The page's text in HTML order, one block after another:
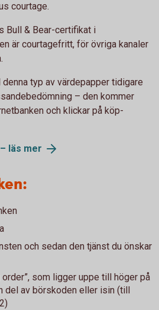
courtage.
Bull & Bear-certifikat i
är courtagefritt, för övriga kanaler
typ av värdepapper tidigare
– den kommer
och klickar på köp-
läs mer
och sedan den tjänst du önskar
som ligger uppe till höger på
del av börskoden eller isin (till